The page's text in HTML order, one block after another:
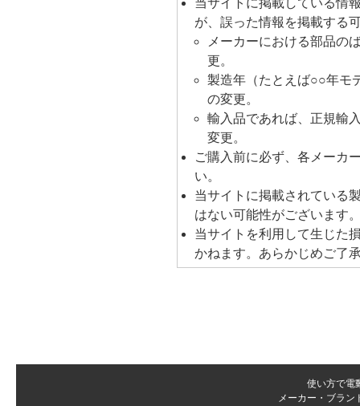
が、誤った情報を掲載する
メーカーにおける部品の
更。
製造年（たとえば○○年モ
の変更。
輸入品であれば、正規輸
変更。
ご購入前に必ず、各メーカ
い。
当サイトに掲載されている
はない可能性がございます
当サイトを利用して生じた
かねます。あらかじめご了
使い方で電
メーカー・ブラ